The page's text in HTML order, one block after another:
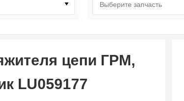
Выберите запчасть
цепи ГРМ,
LU059177